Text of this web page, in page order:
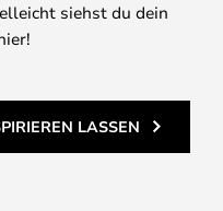
siehst du dein
LASSEN